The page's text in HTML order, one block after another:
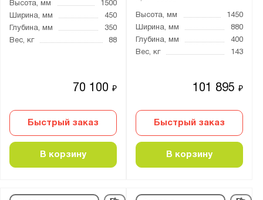
Высота, мм
1500
Ширина, мм
450
Глубина, мм
350
Вес, кг
88
70 100₽
Быстрый заказ
В корзину
Высота, мм
1450
Ширина, мм
880
Глубина, мм
400
Вес, кг
143
101 895₽
Быстрый заказ
В корзину